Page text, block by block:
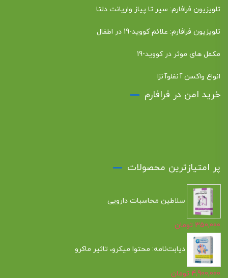
تلویزیون فرافارم: سیر تا پیاز واریانت دلتا
تلویزیون فرافارم: علائم کووید-19 در اطفال
مکمل های موثر در کووید-19
انواع واکسن آنفلوآنزا
خرید امن در فرافارم
پر امتیازترین محصولات
سلاطین محاسبات دارویی
350,000 تومان
دیابت‌نامه: محتوا میکرو، تاثیر ماکرو
4,900,000 تومان